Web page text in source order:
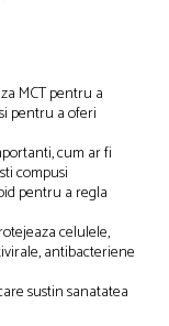
MCT pentru a
pentru a oferi
cum ar fi
compusi
pentru a regla
celulele,
antibacteriene
sustin sanatatea